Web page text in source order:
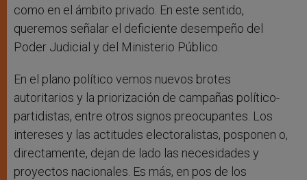
como en el ámbito privado. En este sentido,
queremos señalar el deficiente desempeño del
Poder Judicial y del Ministerio Público.
En el plano político vemos nuevos brotes
autoritarios y la priorización de campañas político-
partidistas, entre otros signos preocupantes. Los
intereses y las actitudes electoralistas, posponen o,
directamente, dejan de lado las necesidades y
proyectos nacionales. Es más, en pos de los